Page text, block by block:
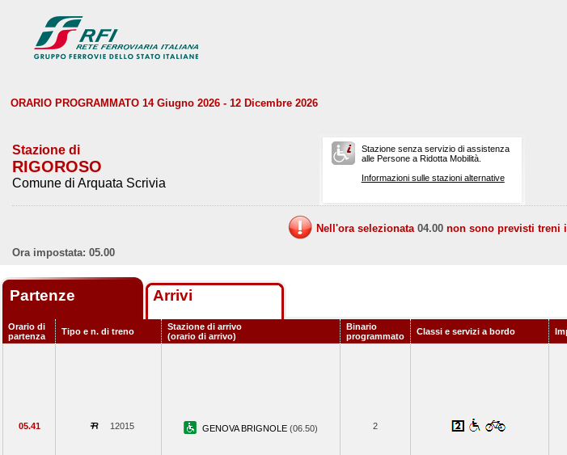
ORARIO PROGRAMMATO 14 Giugno 2026 - 12 Dicembre 2026
Stazione di
RIGOROSO
Comune di Arquata Scrivia
Stazione senza servizio di assistenza
alle Persone a Ridotta Mobilità.
Informazioni sulle stazioni alternative
Nell'ora selezionata 04.00 non sono previsti treni
Ora impostata: 05.00
Partenze Arrivi
Orario di
partenza
Tipo e n. di treno
Stazione di arrivo
(orario di arrivo)
Binario
programmato
Classi e servizi a bordo
05.41 12015 GENOVA BRIGNOLE (06.50) 2